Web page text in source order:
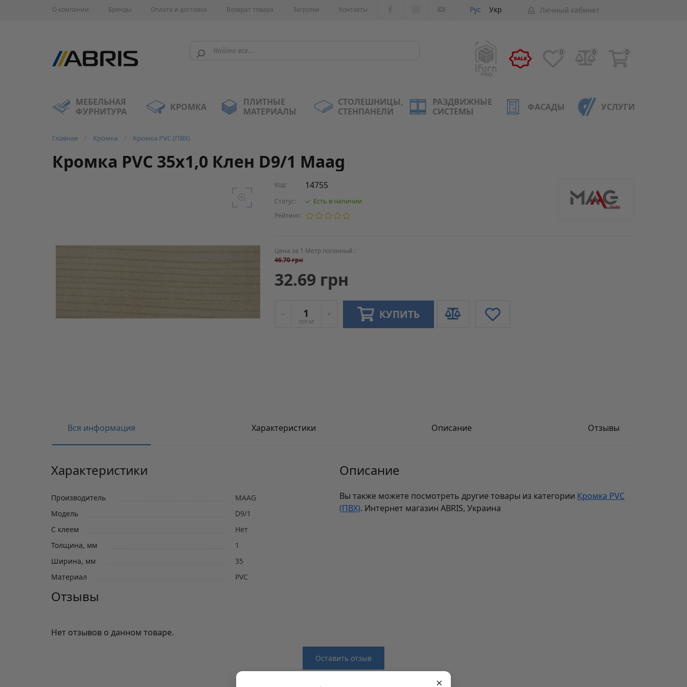
О компании Бренды Оплата и доставка Возврат товара Загрузки Контакты Рус Укр Личный кабинет
0 0 0
МЕБЕЛЬНАЯ
ФУРНИТУРА
КРОМКА
ПЛИТНЫЕ
МАТЕРИАЛЫ
СТОЛЕШНИЦЫ,
СТЕНПАНЕЛИ
РАЗДВИЖНЫЕ
СИСТЕМЫ
ФАСАДЫ УСЛУГИ
Главная Кромка Кромка PVC (ПВХ)
Кромка PVC 35x1,0 Клен D9/1 Maag
Код: 14755
Статус: Есть в наличии
Рейтинг:
Цена за 1 Метр погонный :
46.70 грн
32.69 грн
пог.м
КУПИТЬ
Вся информация Характеристики Описание Отзывы
Характеристики
Производитель
MAAG
Модель
D9/1
С клеем
Нет
Толщина, мм
1
Ширина, мм
35
Материал
PVC
Описание
Вы также можете посмотреть другие товары из категории Кромка PVC
(ПВХ). Интернет магазин ABRIS, Украина
Отзывы
Нет отзывов о данном товаре.
Оставить отзыв
×